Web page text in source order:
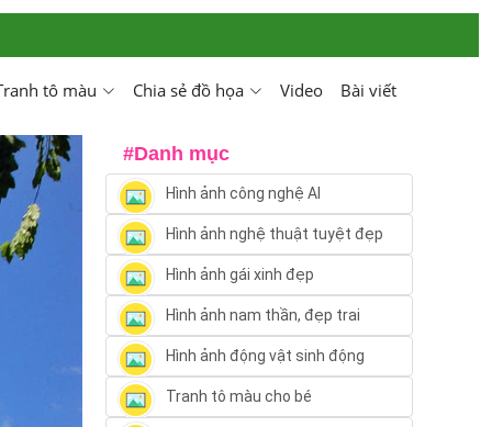
tô màu Chia sẻ đồ họa Video Bài viết
#Danh mục
Hình ảnh công nghệ AI
Hình ảnh nghệ thuật tuyệt đẹp
Hình ảnh gái xinh đẹp
Hình ảnh nam thần, đẹp trai
Hình ảnh động vật sinh động
Tranh tô màu cho bé